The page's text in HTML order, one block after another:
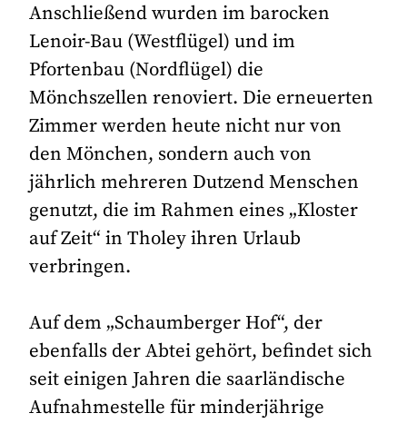
Anschließend wurden im barocken
Lenoir-Bau (Westflügel) und im
Pfortenbau (Nordflügel) die
Mönchszellen renoviert. Die erneuerten
Zimmer werden heute nicht nur von
den Mönchen, sondern auch von
jährlich mehreren Dutzend Menschen
genutzt, die im Rahmen eines „Kloster
auf Zeit“ in Tholey ihren Urlaub
verbringen.
Auf dem „Schaumberger Hof“, der
ebenfalls der Abtei gehört, befindet sich
seit einigen Jahren die saarländische
Aufnahmestelle für minderjährige